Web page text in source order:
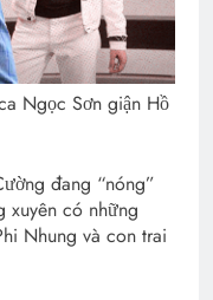
Ngọc Sơn giận Hồ
đang “nóng”
xuyên có những
Nhung và con trai